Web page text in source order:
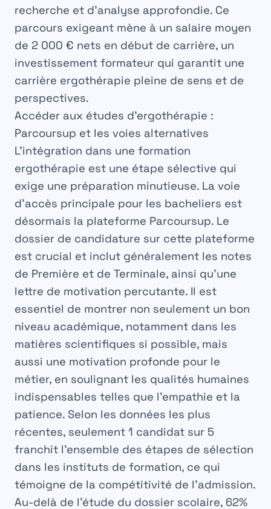
recherche et d’analyse approfondie. Ce
parcours exigeant mène à un salaire moyen
de 2 000 € nets en début de carrière, un
investissement formateur qui garantit une
carrière ergothérapie pleine de sens et de
perspectives.
Accéder aux études d’ergothérapie :
Parcoursup et les voies alternatives
L’intégration dans une formation
ergothérapie est une étape sélective qui
exige une préparation minutieuse. La voie
d’accès principale pour les bacheliers est
désormais la plateforme Parcoursup. Le
dossier de candidature sur cette plateforme
est crucial et inclut généralement les notes
de Première et de Terminale, ainsi qu’une
lettre de motivation percutante. Il est
essentiel de montrer non seulement un bon
niveau académique, notamment dans les
matières scientifiques si possible, mais
aussi une motivation profonde pour le
métier, en soulignant les qualités humaines
indispensables telles que l’empathie et la
patience. Selon les données les plus
récentes, seulement 1 candidat sur 5
franchit l’ensemble des étapes de sélection
dans les instituts de formation, ce qui
témoigne de la compétitivité de l’admission.
Au-delà de l’étude du dossier scolaire, 62%